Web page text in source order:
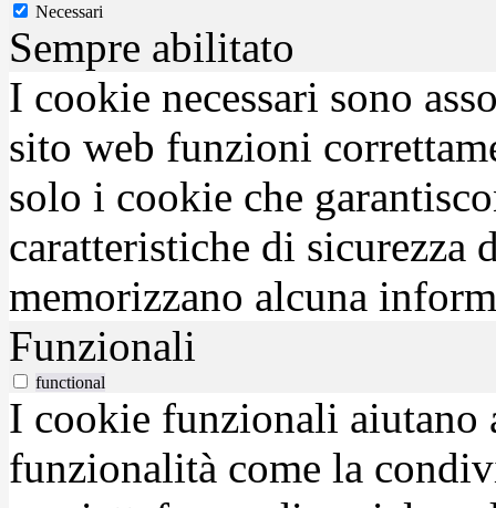
Necessari
Sempre abilitato
I cookie necessari sono
sito web funzioni
solo i cookie che
caratteristiche di sicurezza
memorizzano alcuna
Funzionali
functional
I cookie funzionali aiutano
funzionalità come la